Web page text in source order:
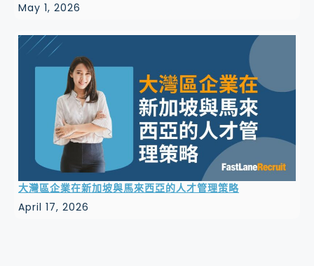
May 1, 2026
大灣區企業在新加坡與馬來西亞的人才管理策略
April 17, 2026